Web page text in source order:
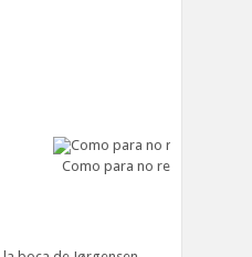
Como para no reír